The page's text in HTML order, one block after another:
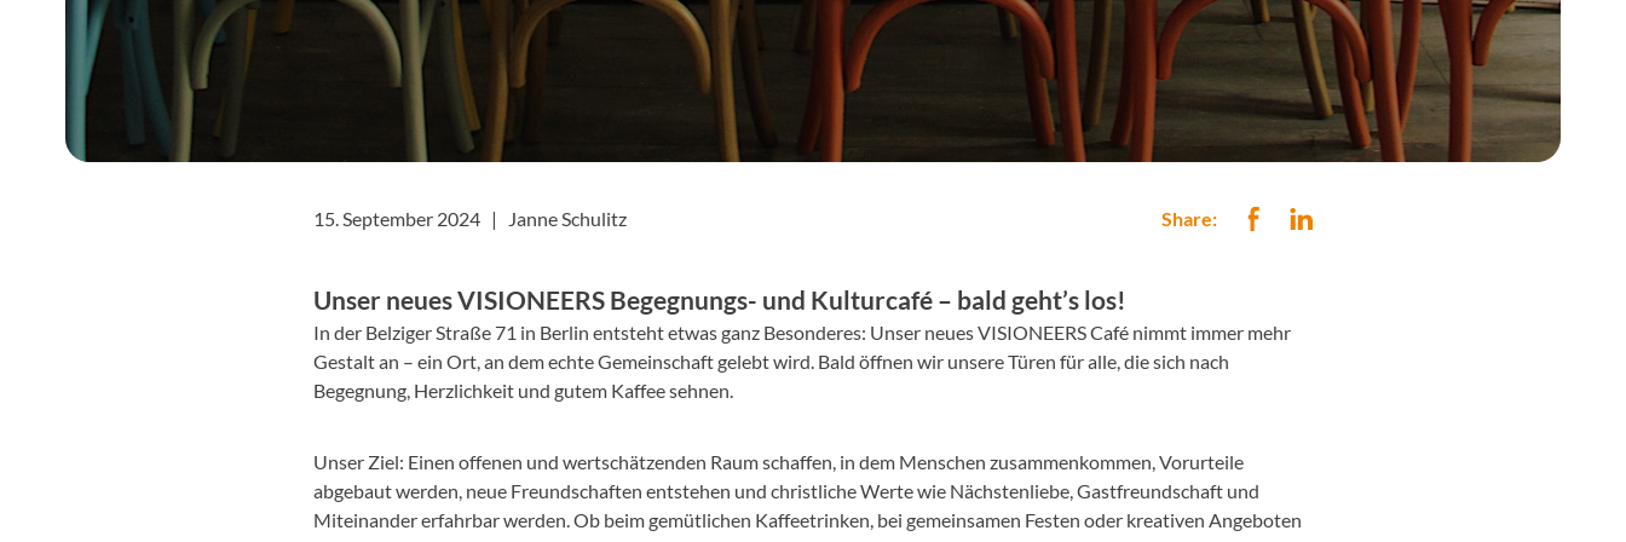
15. September 2024 | Janne Schulitz Share:
Unser neues VISIONEERS Begegnungs- und Kulturcafé – bald geht’s los!
In der Belziger Straße 71 in Berlin entsteht etwas ganz Besonderes: Unser neues VISIONEERS Café nimmt immer mehr
Gestalt an – ein Ort, an dem echte Gemeinschaft gelebt wird. Bald öffnen wir unsere Türen für alle, die sich nach
Begegnung, Herzlichkeit und gutem Kaffee sehnen.
Unser Ziel: Einen offenen und wertschätzenden Raum schaffen, in dem Menschen zusammenkommen, Vorurteile
abgebaut werden, neue Freundschaften entstehen und christliche Werte wie Nächstenliebe, Gastfreundschaft und
Miteinander erfahrbar werden. Ob beim gemütlichen Kaffeetrinken, bei gemeinsamen Festen oder kreativen Angeboten